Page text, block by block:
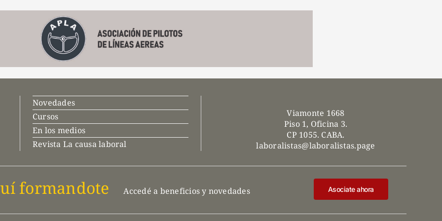
Novedades
Cursos
En los medios
Revista La causa laboral
Viamonte 1668
Piso 1, Oficina 3.
CP 1055. CABA.
laboralistas@laboralistas.page
formandote Accedé a beneficios y novedades Asociate ahora